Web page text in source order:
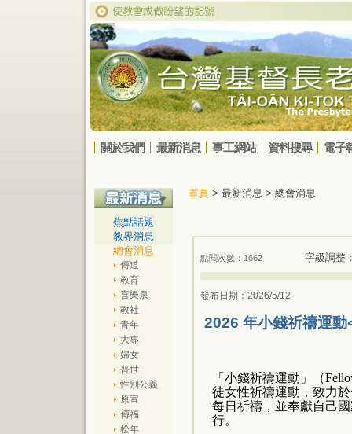
關於我們 最新消息 事工網站 資料搜尋 電子
焦點話題
教界消息
總會消息
傳道
教育
喜樂泉
教社
青年
大專
婦女
普世
性別公義
原宣
傳福
松年
首頁 > 最新消息 > 總會消息
點閱次數：1662 字級調整
發布日期：2026/5/12
2026 年小錢祈禱運
「小錢祈禱運動」（
徒女性祈禱運動，致力
每日祈禱，並奉獻自己
行。